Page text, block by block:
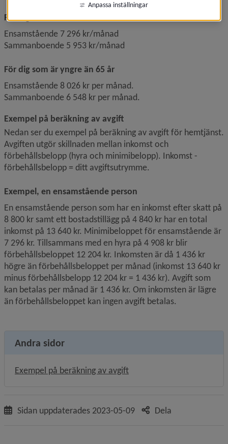
För dig som är 65 år eller äldre
Ensamstående 7 296 kr/månad
Sammanboende 5 953 kr/månad
För dig som är yngre än 65 år
Ensamstående 8 026 kr per månad.
Sammanboende 6 548 kr per månad.
Exempel på beräkning av avgift
Nedan ser du exempel på beräkning av avgift för hemtjänst.
Avgiften utgör skillnaden mellan inkomst och
förbehållsbelopp (hyra och minimibelopp). Inkomst -
förbehållsbelopp = ditt avgiftsutrymme.
Exempel, en ensamstående person
En ensamstående person som har en inkomst efter skatt på
8 800 kr samt ett bostadstillägg på 4 840 kr har en total
inkomst på 13 640 kr. Minimibeloppet för ensamstående är
7 296 kr. Tillsammans med en hyra på 4 908 kr blir
förbehållsbeloppet 12 204 kr. Inkomsten är då 1 436 kr
högre än förbehållsbeloppet per månad (inkomst 13 640 kr
minus förbehållsbelopp 12 204 kr = 1 436 kr). Avgift som
kan betalas per månad är 1 436 kr. Om inkomsten är lägre
än förbehållsbeloppet kan ingen avgift betalas.
Andra sidor
Exempel på beräkning av avgift
Sidan uppdaterades 2023-05-09 Dela
Anpassa inställningar